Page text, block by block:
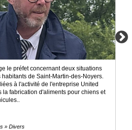
le préfet concernant deux situations
de Saint-Martin-des-Noyers.
à l'activité de l'entreprise United
la fabrication d'aliments pour chiens et
» Divers